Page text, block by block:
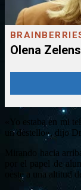
«Yo estaba en mi
un destello», dijo
Mirando hacia
por el papel de
oeste a una altitud